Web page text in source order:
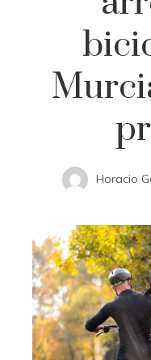
Horacio